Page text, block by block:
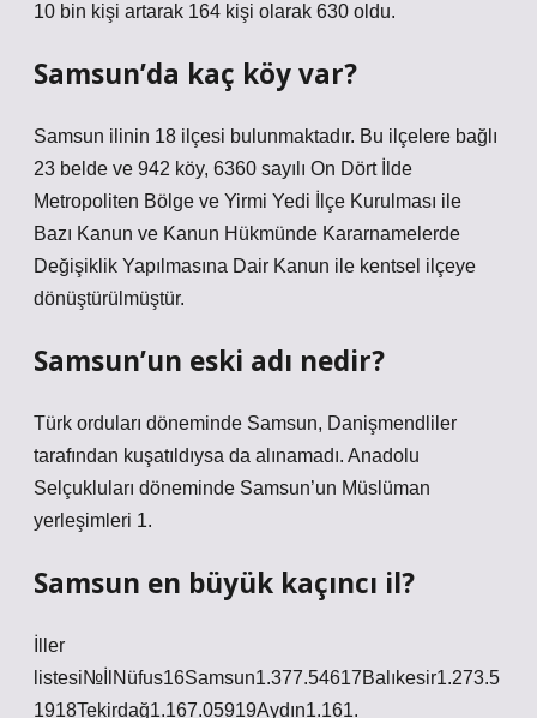
10 bin kişi artarak 164 kişi olarak 630 oldu.
Samsun’da kaç köy var?
Samsun ilinin 18 ilçesi bulunmaktadır. Bu ilçelere bağlı
23 belde ve 942 köy, 6360 sayılı On Dört İlde
Metropoliten Bölge ve Yirmi Yedi İlçe Kurulması ile
Bazı Kanun ve Kanun Hükmünde Kararnamelerde
Değişiklik Yapılmasına Dair Kanun ile kentsel ilçeye
dönüştürülmüştür.
Samsun’un eski adı nedir?
Türk orduları döneminde Samsun, Danişmendliler
tarafından kuşatıldıysa da alınamadı. Anadolu
Selçukluları döneminde Samsun’un Müslüman
yerleşimleri 1.
Samsun en büyük kaçıncı il?
İller
listesi№İlNüfus16Samsun1.377.54617Balıkesir1.273.5
1918Tekirdağ1.167.05919Aydın1.161.